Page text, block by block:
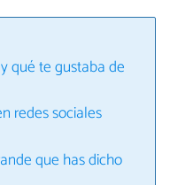
qué te gustaba de
redes sociales
que has dicho